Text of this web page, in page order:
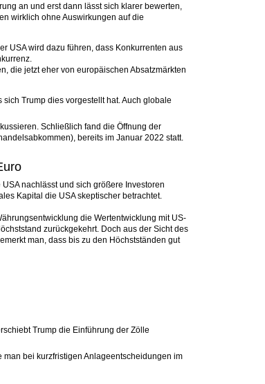
an und erst dann lässt sich klarer bewerten,
wirklich ohne Auswirkungen auf die
USA wird dazu führen, dass Konkurrenten aus
die jetzt eher von europäischen Absatzmärkten
Trump dies vorgestellt hat. Auch globale
Schließlich fand die Öffnung der
bereits im Januar 2022 statt.
nachlässt und sich größere Investoren
Kapital die USA skeptischer betrachtet.
die Wertentwicklung mit US-
zurückgekehrt. Doch aus der Sicht des
man, dass bis zu den Höchstständen gut
Trump die Einführung der Zölle
bei kurzfristigen Anlageentscheidungen im